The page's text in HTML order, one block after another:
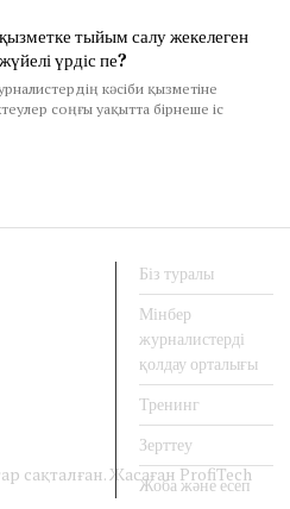
тыйым салу жекелеген
үрдіс пе?
кәсіби қызметіне
соңғы уақытта бірнеше іс
сақталған. ЖасағанProfiTech
Біз туралы
Мінбер
журналистерді
қолдау орталығы
Тренинг
Зерттеу
Жоба және есеп